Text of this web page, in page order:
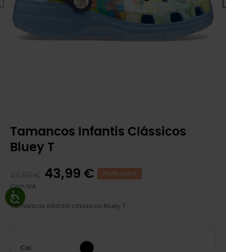
Tamancos Infantis Clássicos
Bluey T
43,99 € POUPE 11,00 €
Com IVA
Tamancos infantis clássicos Bluey T
Cor Multi